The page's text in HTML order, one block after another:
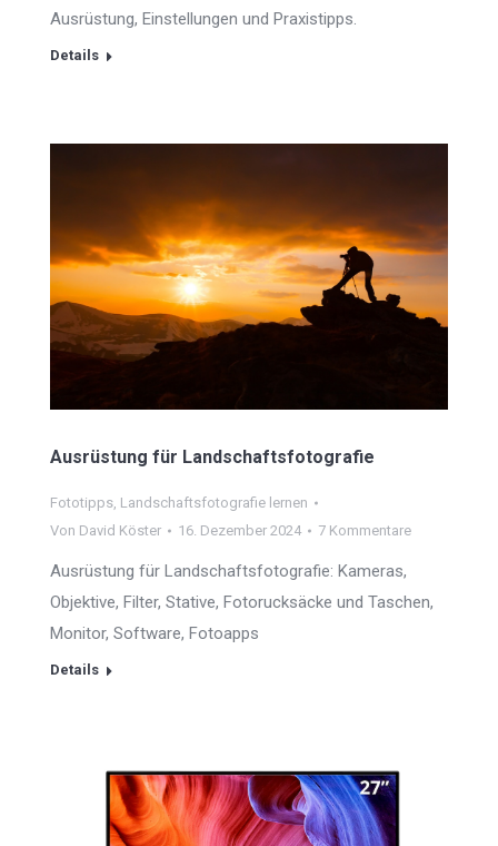
Ausrüstung, Einstellungen und Praxistipps.
Details
Ausrüstung für Landschaftsfotografie
Fototipps, Landschaftsfotografie lernen
Von David Köster 16. Dezember 2024 7 Kommentare
Ausrüstung für Landschaftsfotografie: Kameras,
Objektive, Filter, Stative, Fotorucksäcke und Taschen,
Monitor, Software, Fotoapps
Details